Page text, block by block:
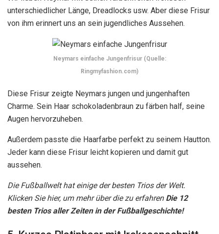
unterschiedlicher Länge, Dreadlocks usw. Aber diese Frisur
von ihm erinnert uns an sein jugendliches Aussehen.
Neymars einfache Jungenfrisur (Quelle:
Ringmyfashion.com)
Diese Frisur zeigte Neymars jungen und jungenhaften
Charme. Sein Haar schokoladenbraun zu färben half, seine
Augen hervorzuheben.
Außerdem passte die Haarfarbe perfekt zu seinem Hautton.
Jeder kann diese Frisur leicht kopieren und damit gut
aussehen.
Die Fußballwelt hat einige der besten Trios der Welt.
Klicken Sie hier, um mehr über die zu erfahren Die 12
besten Trios aller Zeiten in der Fußballgeschichte!